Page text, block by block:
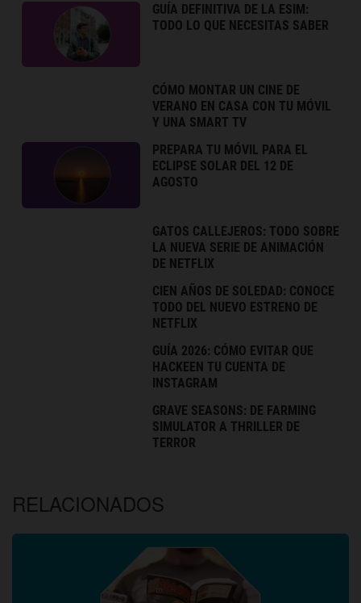
GUÍA DEFINITIVA DE LA ESIM:
TODO LO QUE NECESITAS SABER
CÓMO MONTAR UN CINE DE
VERANO EN CASA CON TU MÓVIL
Y UNA SMART TV
PREPARA TU MÓVIL PARA EL
ECLIPSE SOLAR DEL 12 DE
AGOSTO
GATOS CALLEJEROS: TODO SOBRE
LA NUEVA SERIE DE ANIMACIÓN
DE NETFLIX
CIEN AÑOS DE SOLEDAD: CONOCE
TODO DEL NUEVO ESTRENO DE
NETFLIX
GUÍA 2026: CÓMO EVITAR QUE
HACKEEN TU CUENTA DE
INSTAGRAM
GRAVE SEASONS: DE FARMING
SIMULATOR A THRILLER DE
TERROR
RELACIONADOS